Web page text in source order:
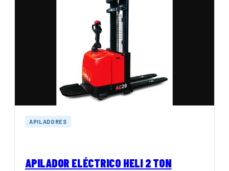
APILADORES
APILADOR ELÉCTRICO HELI 2 TON